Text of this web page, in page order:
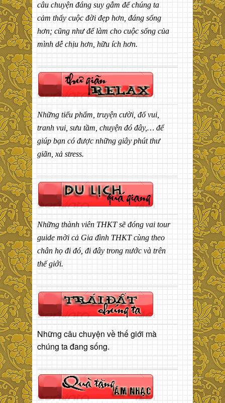
câu chuyện đáng suy gẫm để chúng ta
cảm thấy cuộc đời đẹp hơn, đáng sống
hơn; cũng như để làm cho cuộc sống của
mình dễ chịu hơn, hữu ích hơn.
Những tiểu phẩm, truyện cười, đố vui,
tranh vui, sưu tầm, chuyện đó đây,… để
giúp bạn có được những giây phút thư
giãn, xả stress.
Những thành viên THKT sẽ đóng vai tour
guide mời cả Gia đình THKT cùng theo
chân họ đi đó, đi đây trong nước và trên
thế giới.
Những câu chuyện về thế giới mà
chúng ta đang sống.